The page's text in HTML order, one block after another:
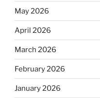
May 2026
April 2026
March 2026
February 2026
January 2026